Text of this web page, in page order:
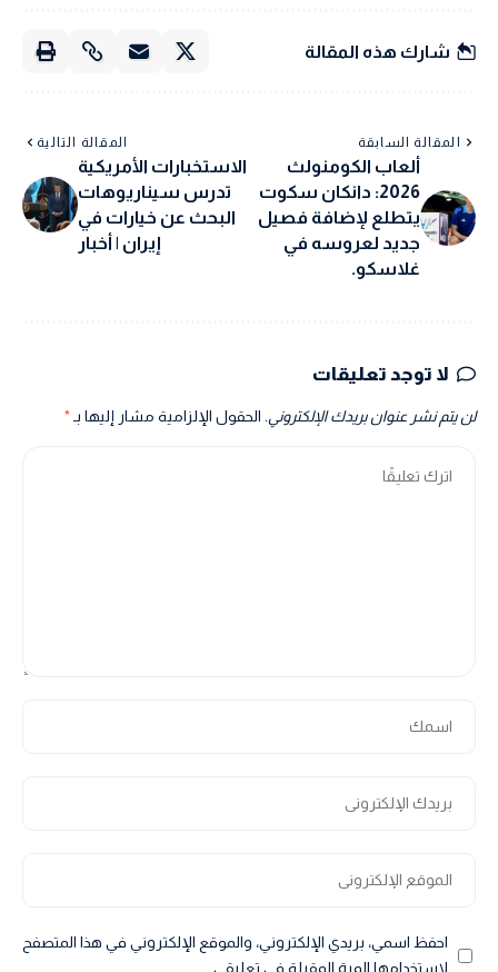
شارك هذه المقالة
المقالة السابقة
ألعاب الكومنولث
2026: دانكان سكوت
يتطلع لإضافة فصيل
جديد لعروسه في
غلاسكو.
المقالة التالية
الاستخبارات الأمريكية
تدرس سيناريوهات
البحث عن خيارات في
إيران | أخبار
لا توجد تعليقات
لن يتم نشر عنوان بريدك الإلكتروني. الحقول الإلزامية مشار إليها بـ*
احفظ اسمي، بريدي الإلكتروني، والموقع الإلكتروني في هذا المتصفح
لاستخدامها المرة المقبلة في تعليقي.